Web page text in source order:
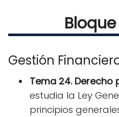
Gestión
Tema 24. Derecho
estudia la Ley
principios